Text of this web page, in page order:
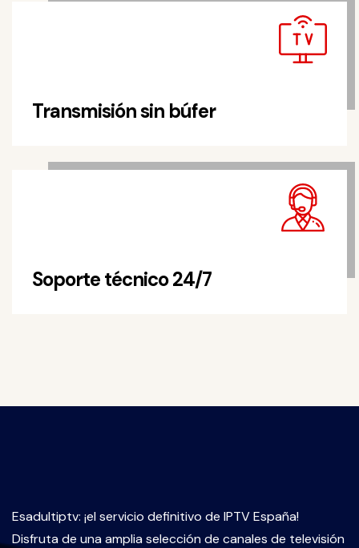
Transmisión sin búfer
Soporte técnico 24/7
Esadultiptv: ¡el servicio definitivo de IPTV España!
Disfruta de una amplia selección de canales de televisión